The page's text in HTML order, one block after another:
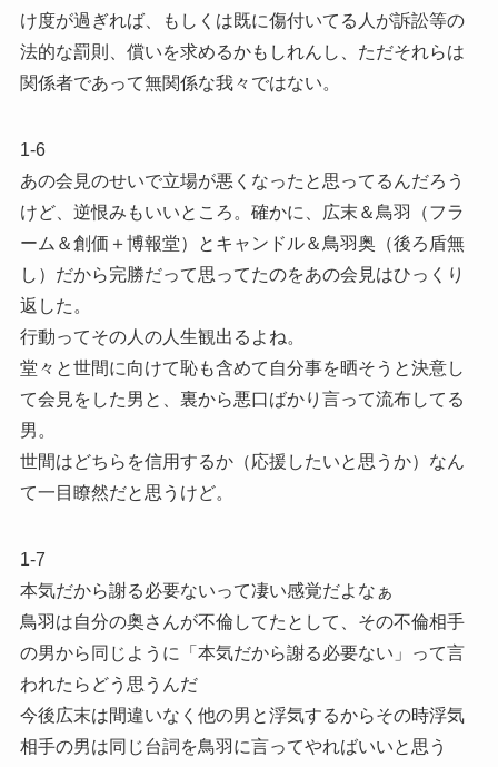
け度が過ぎれば、もしくは既に傷付いてる人が訴訟等の
法的な罰則、償いを求めるかもしれんし、ただそれらは
関係者であって無関係な我々ではない。
1-6
あの会見のせいで立場が悪くなったと思ってるんだろう
けど、逆恨みもいいところ。確かに、広末＆鳥羽（フラ
ーム＆創価＋博報堂）とキャンドル＆鳥羽奥（後ろ盾無
し）だから完勝だって思ってたのをあの会見はひっくり
返した。
行動ってその人の人生観出るよね。
堂々と世間に向けて恥も含めて自分事を晒そうと決意し
て会見をした男と、裏から悪口ばかり言って流布してる
男。
世間はどちらを信用するか（応援したいと思うか）なん
て一目瞭然だと思うけど。
1-7
本気だから謝る必要ないって凄い感覚だよなぁ
鳥羽は自分の奥さんが不倫してたとして、その不倫相手
の男から同じように「本気だから謝る必要ない」って言
われたらどう思うんだ
今後広末は間違いなく他の男と浮気するからその時浮気
相手の男は同じ台詞を鳥羽に言ってやればいいと思う